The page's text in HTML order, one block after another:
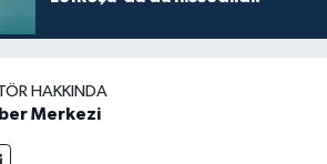
HAKKINDA
Merkezi